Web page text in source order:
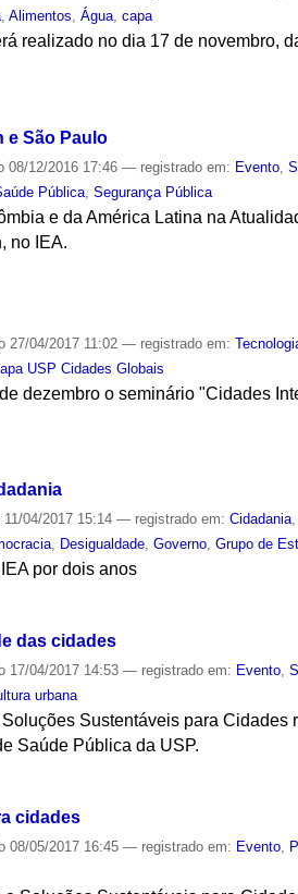
,Alimentos,Água,capa
realizado no dia 17 de novembro,
e São Paulo
08/12/2016 17:46— registrado em: Evento ,
Pública ,Segurança Pública
e da América Latina na
no IEA.
27/04/2017 11:02— registrado em:
USP Cidades Globais
dezembro o seminário "Cidades
11/04/2017 15:14— registrado em:Cidadania,
, Desigualdade,Governo,Grupo de
por dois anos
das cidades
17/04/2017 14:53— registrado em: Evento ,
urbana
Sustentáveis para Cidades
Saúde Pública da USP.
cidades
08/05/2017 16:45— registrado em: Evento